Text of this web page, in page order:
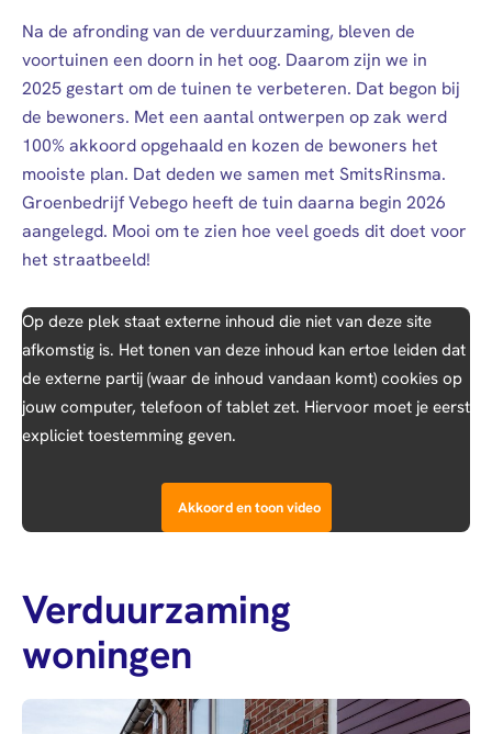
Na de afronding van de verduurzaming, bleven de
voortuinen een doorn in het oog. Daarom zijn we in
2025 gestart om de tuinen te verbeteren. Dat begon bij
de bewoners. Met een aantal ontwerpen op zak werd
100% akkoord opgehaald en kozen de bewoners het
mooiste plan. Dat deden we samen met SmitsRinsma.
Groenbedrijf Vebego heeft de tuin daarna begin 2026
aangelegd. Mooi om te zien hoe veel goeds dit doet voor
het straatbeeld!
Op deze plek staat externe inhoud die niet van deze site
afkomstig is. Het tonen van deze inhoud kan ertoe leiden dat
de externe partij (waar de inhoud vandaan komt) cookies op
jouw computer, telefoon of tablet zet. Hiervoor moet je eerst
expliciet toestemming geven.
Akkoord en toon video
Verduurzaming
woningen